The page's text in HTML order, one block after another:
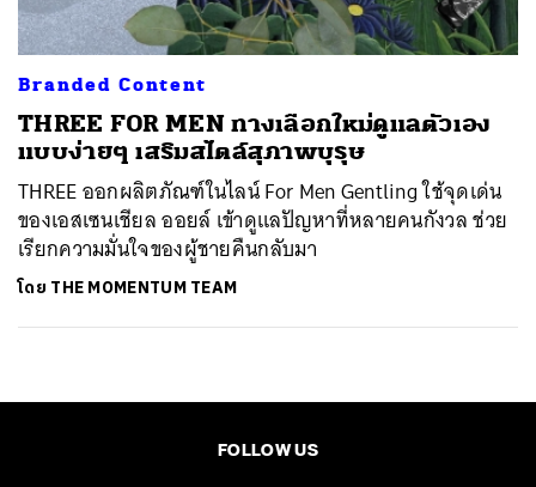
Branded Content
THREE FOR MEN ทางเลือกใหม่ดูแลตัวเอง
แบบง่ายๆ เสริมสไตล์สุภาพบุรุษ
THREE ออกผลิตภัณฑ์ในไลน์ For Men Gentling ใช้จุดเด่น
ของเอสเซนเชียล ออยล์ เข้าดูแลปัญหาที่หลายคนกังวล ช่วย
เรียกความมั่นใจของผู้ชายคืนกลับมา
โดย THE MOMENTUM TEAM
FOLLOW US
SHARE TWEET LINE EMAIL